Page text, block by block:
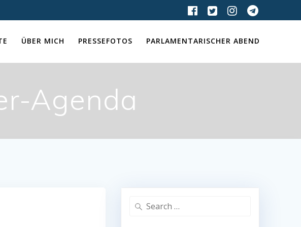
ÜBER MICH PRESSEFOTOS PARLAMENTARISCHER ABEND
Agenda​
Search